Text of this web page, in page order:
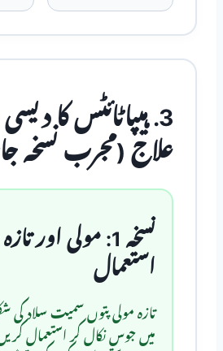
3. ہیپاٹائٹس کا دیسی
علاج (مجرب نسخہ
نسخہ 1: مولی اور
استعمال
تازہ مولی پتوں سمیت سلاد کی
میں جوس نکال کر استعمال